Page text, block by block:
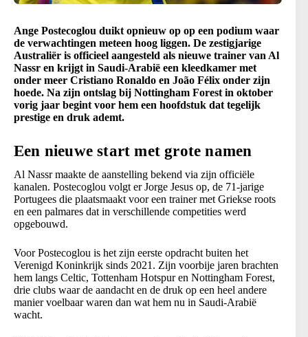
Ange Postecoglou duikt opnieuw op op een podium waar
de verwachtingen meteen hoog liggen. De zestigjarige
Australiër is officieel aangesteld als nieuwe trainer van Al
Nassr en krijgt in Saudi-Arabië een kleedkamer met
onder meer Cristiano Ronaldo en João Félix onder zijn
hoede. Na zijn ontslag bij Nottingham Forest in oktober
vorig jaar begint voor hem een hoofdstuk dat tegelijk
prestige en druk ademt.
Een nieuwe start met grote namen
Al Nassr maakte de aanstelling bekend via zijn officiële
kanalen. Postecoglou volgt er Jorge Jesus op, de 71-jarige
Portugees die plaatsmaakt voor een trainer met Griekse roots
en een palmares dat in verschillende competities werd
opgebouwd.
Voor Postecoglou is het zijn eerste opdracht buiten het
Verenigd Koninkrijk sinds 2021. Zijn voorbije jaren brachten
hem langs Celtic, Tottenham Hotspur en Nottingham Forest,
drie clubs waar de aandacht en de druk op een heel andere
manier voelbaar waren dan wat hem nu in Saudi-Arabië
wacht.